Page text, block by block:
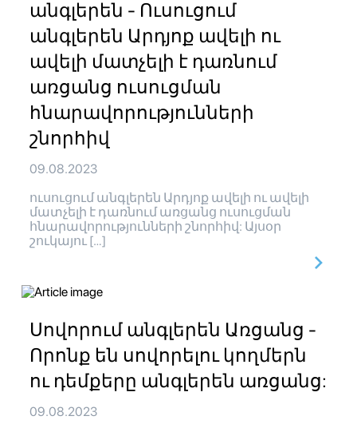
անգլերեն - Ուսուցում
անգլերեն Արդյոք ավելի ու
ավելի մատչելի է դառնում
առցանց ուսուցման
հնարավորությունների
շնորհիվ
09.08.2023
ուսուցում անգլերեն Արդյոք ավելի ու ավելի
մատչելի է դառնում առցանց ուսուցման
հնարավորությունների շնորհիվ: Այսօր
շուկայու […]
Սովորում անգլերեն Առցանց -
Որոնք են սովորելու կողմերն
ու դեմքերը անգլերեն առցանց:
09.08.2023